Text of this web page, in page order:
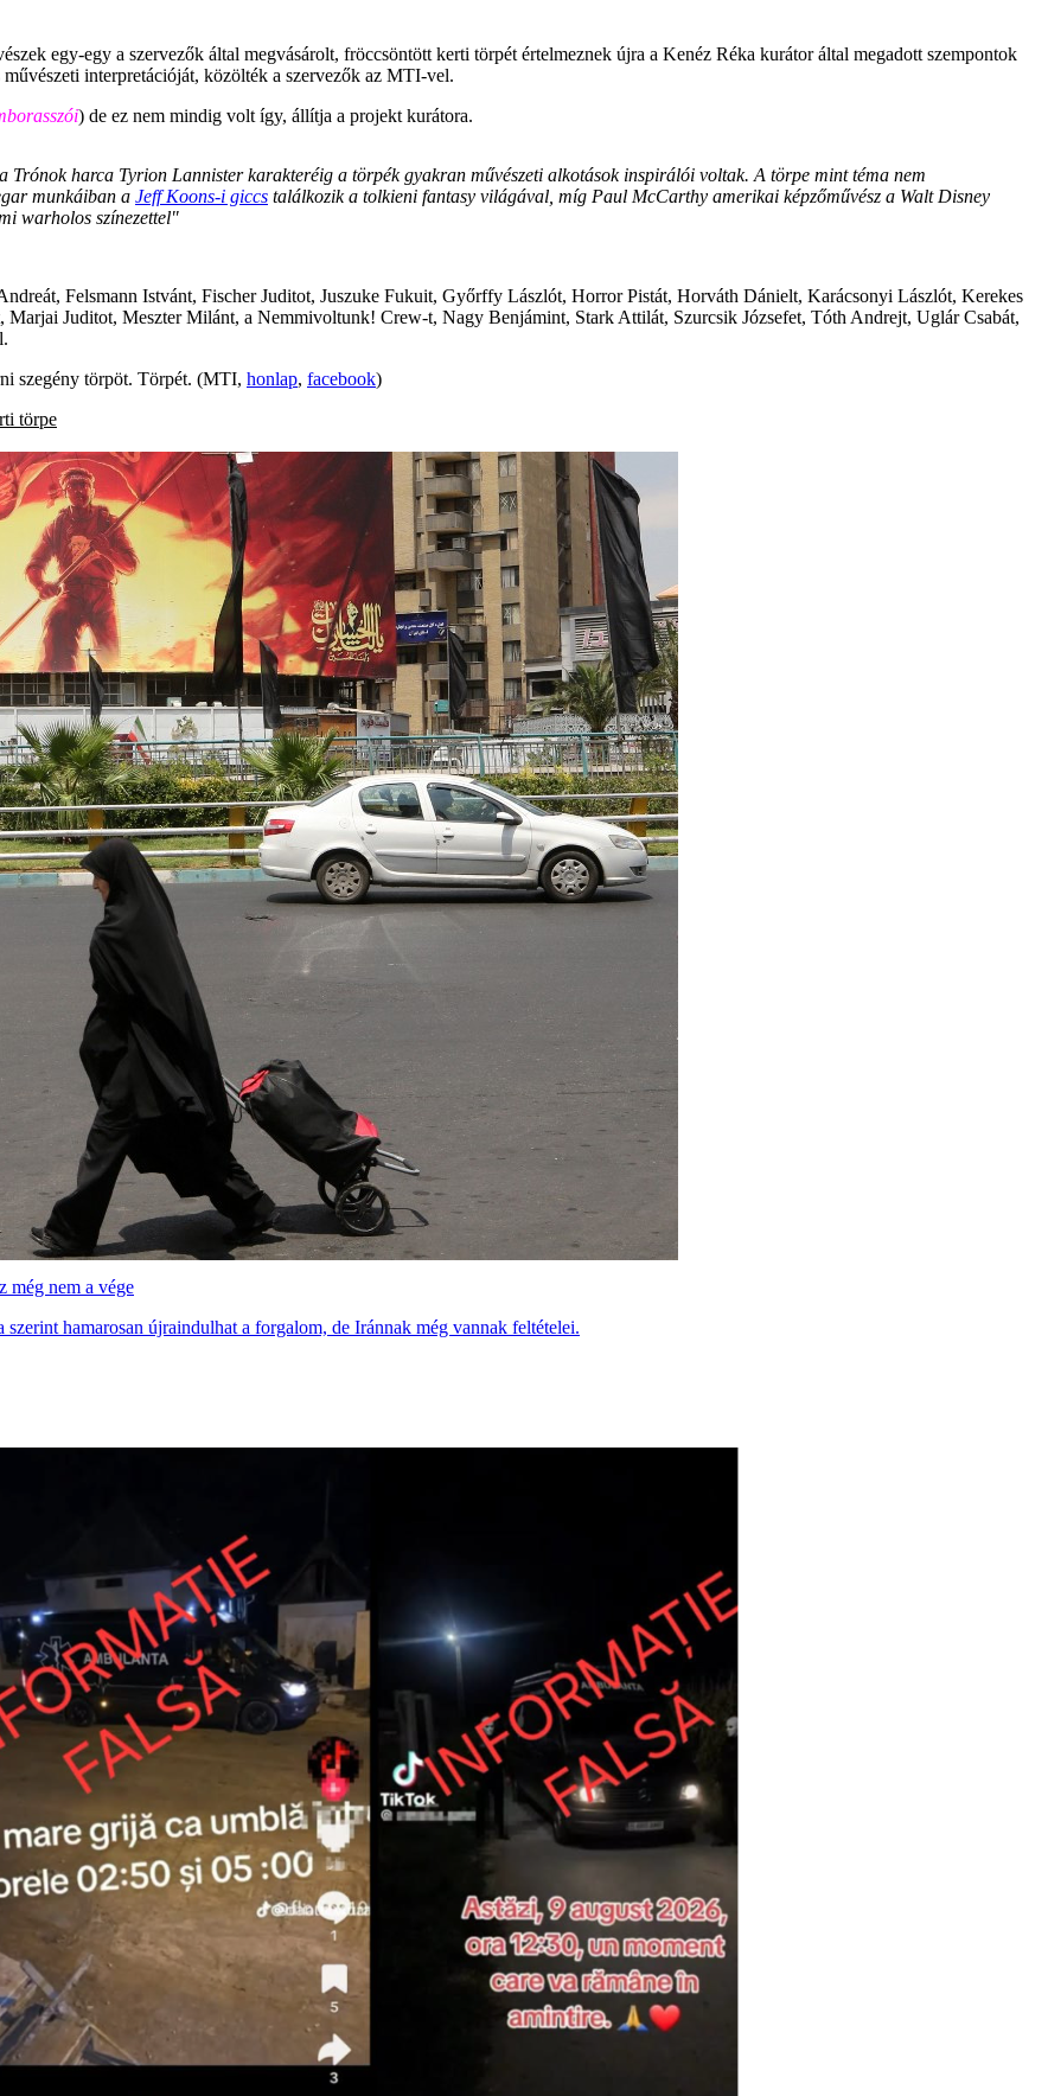
egy-egy a szervezők által megvásárolt, fröccsöntött kerti törpét értelmeznek újra a Kenéz Réka kurátor által megadott szempontok
interpretációját, közölték a szervezők az MTI-vel.
) de ez nem mindig volt így, állítja a projekt kurátora.
Trónok harca Tyrion Lannister karakteréig a törpék gyakran művészeti alkotások inspirálói voltak. A törpe mint téma nem
munkáiban a Jeff Koons-i giccs találkozik a tolkieni fantasy világával, míg Paul McCarthy amerikai képzőművész a Walt Disney
warholos színezettel"
Felsmann Istvánt, Fischer Juditot, Juszuke Fukuit, Győrffy Lászlót, Horror Pistát, Horváth Dánielt, Karácsonyi Lászlót, Kerekes
Juditot, Meszter Milánt, a Nemmivoltunk! Crew-t, Nagy Benjámint, Stark Attilát, Szurcsik Józsefet, Tóth Andrejt, Uglár Csabát,
szegény törpöt. Törpét. (MTI, honlap, facebook)
törpe
még nem a vége
hamarosan újraindulhat a forgalom, de Iránnak még vannak feltételei.